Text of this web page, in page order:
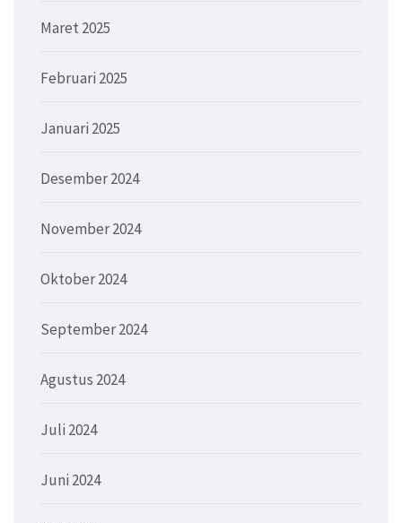
Maret 2025
Februari 2025
Januari 2025
Desember 2024
November 2024
Oktober 2024
September 2024
Agustus 2024
Juli 2024
Juni 2024